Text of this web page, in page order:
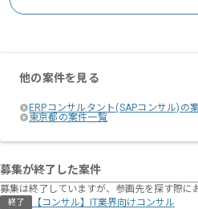
他の案件を見る
ERPコンサルタント(SAPコンサル)の
東京都の案件一覧
募集が終了した案件
募集は終了していますが、参画先を探す際に
終了 【コンサル】IT業界向けコンサル